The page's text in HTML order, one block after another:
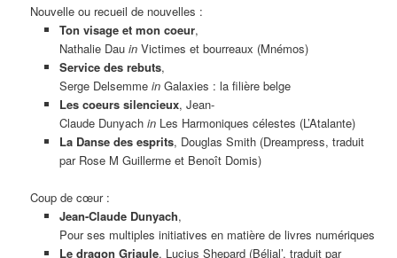
Nouvelle ou recueil de nouvelles :
Ton visage et mon coeur,
Nathalie Dau inVictimes et bourreaux (Mnémos)
Service des rebuts,
Serge Delsemme inGalaxies : la filière belge
Les coeurs silencieux, Jean-
Claude Dunyach inLes Harmoniques célestes (L’Atalante)
La Danse des esprits, Douglas Smith (Dreampress, traduit
par Rose M Guillerme et Benoît Domis)
Coup de cœur :
Jean-Claude Dunyach,
Pour ses multiples initiatives en matière de livres numériques
Le dragon Griaule, Lucius Shepard (Bélial’, traduit par